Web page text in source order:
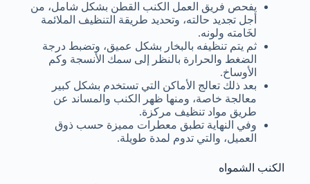
يفحص فريق العمل الكنب القطن بشكل شامل، من
أجل تجديد حالته، وتحديد طريقة التنظيف الملائمة
لخَامته ولونه.
ثم يتم تنظيفه بالبخار بشكل عميق، وتضبط درجة
الضغط والحرارة بالنظر إلى سمك الأنسجة وكم
الأوساخ.
بعد ذلك تعالج الأماكن التي تستخدم بشكل كبير
معالجة خاصة، ومنها ظهر الكنب والمساند عن
طريق مواد تنظيف مركزة.
وفي النهاية تطبق معطرات مميزة حسب ذوق
العميل، والتي تدوم لمدة طويلة.
الكنب الشمواه